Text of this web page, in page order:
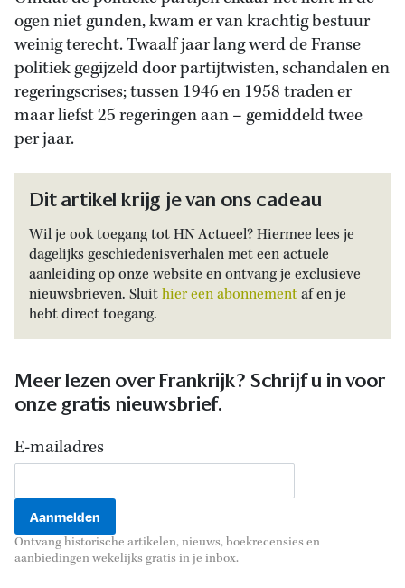
ogen niet gunden, kwam er van krachtig bestuur
weinig terecht. Twaalf jaar lang werd de Franse
politiek gegijzeld door partijtwisten, schandalen en
regeringscrises; tussen 1946 en 1958 traden er
maar liefst 25 regeringen aan – gemiddeld twee
per jaar.
Dit artikel krijg je van ons cadeau
Wil je ook toegang tot HN Actueel? Hiermee lees je
dagelijks geschiedenisverhalen met een actuele
aanleiding op onze website en ontvang je exclusieve
nieuwsbrieven. Sluithier een abonnementaf en je
hebt direct toegang.
Meer lezen over Frankrijk? Schrijf u in voor
onze gratis nieuwsbrief.
E-mailadres
Ontvang historische artikelen, nieuws, boekrecensies en
aanbiedingen wekelijks gratis in je inbox.